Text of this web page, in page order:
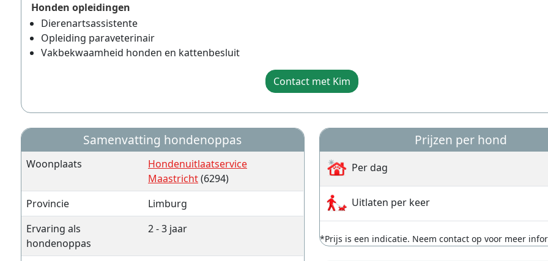
Honden opleidingen
Dierenartsassistente
Opleiding paraveterinair
Vakbekwaamheid honden en kattenbesluit
Contact met Kim
Samenvatting hondenoppas
Woonplaats
Hondenuitlaatservice
Maastricht(6294)
Provincie
Limburg
Ervaring als
hondenoppas
2 - 3 jaar
Prijzen per hond
Per dag
Uitlaten per keer
*Prijs is een indicatie. Neem contact op voor meer